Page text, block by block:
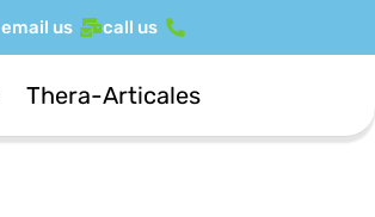
לתוכן
call us
email us
Thera-Articales